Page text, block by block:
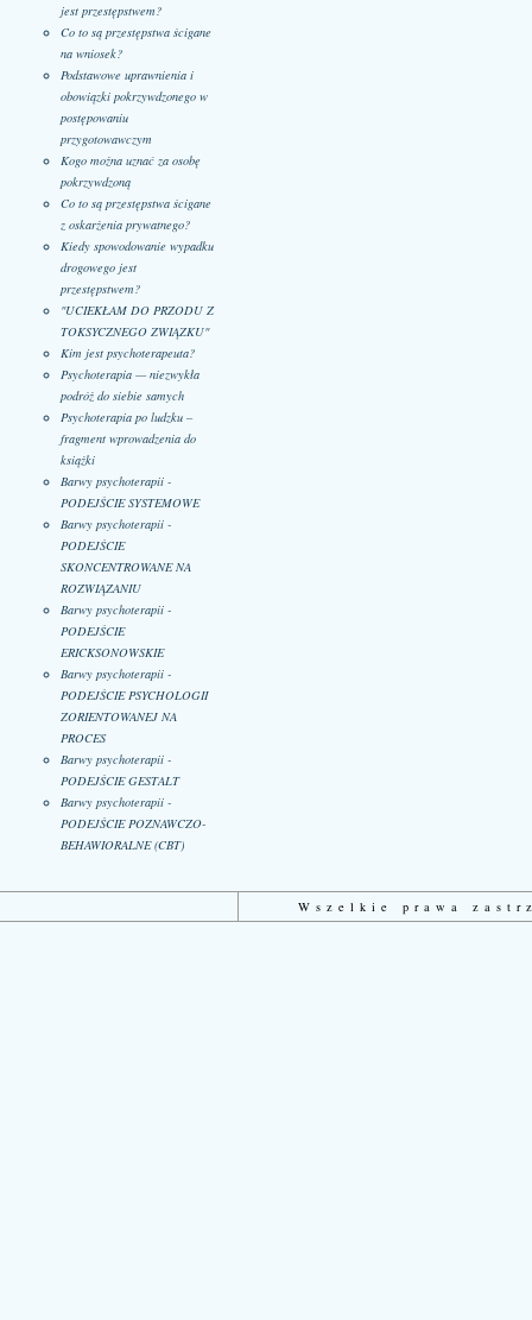
jest przestępstwem?
Co to są przestępstwa ścigane
na wniosek?
Podstawowe uprawnienia i
obowiązki pokrzywdzonego w
postępowaniu
przygotowawczym
Kogo można uznać za osobę
pokrzywdzoną
Co to są przestępstwa ścigane
z oskarżenia prywatnego?
Kiedy spowodowanie wypadku
drogowego jest
przestępstwem?
"UCIEKŁAM DO PRZODU Z
TOKSYCZNEGO ZWIĄZKU"
Kim jest psychoterapeuta?
Psychoterapia — niezwykła
podróż do siebie samych
Psychoterapia po ludzku –
fragment wprowadzenia do
książki
Barwy psychoterapii -
PODEJŚCIE SYSTEMOWE
Barwy psychoterapii -
PODEJŚCIE
SKONCENTROWANE NA
ROZWIĄZANIU
Barwy psychoterapii -
PODEJŚCIE
ERICKSONOWSKIE
Barwy psychoterapii -
PODEJŚCIE PSYCHOLOGII
ZORIENTOWANEJ NA
PROCES
Barwy psychoterapii -
PODEJŚCIE GESTALT
Barwy psychoterapii -
PODEJŚCIE POZNAWCZO-
BEHAWIORALNE (CBT)
Wszelkie prawa